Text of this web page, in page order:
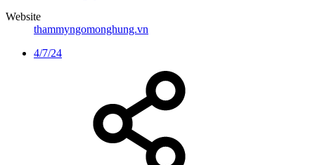
Website
thammyngomonghung.vn
4/7/24